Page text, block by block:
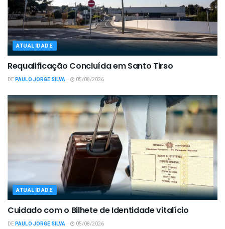
ATUALIDADE
Requalificação Concluída em Santo Tirso
DEPAULO JORGE SILVA 05/08/2026
ATUALIDADE
Cuidado com o Bilhete de Identidade vitalício
DEPAULO JORGE SILVA 05/08/2026